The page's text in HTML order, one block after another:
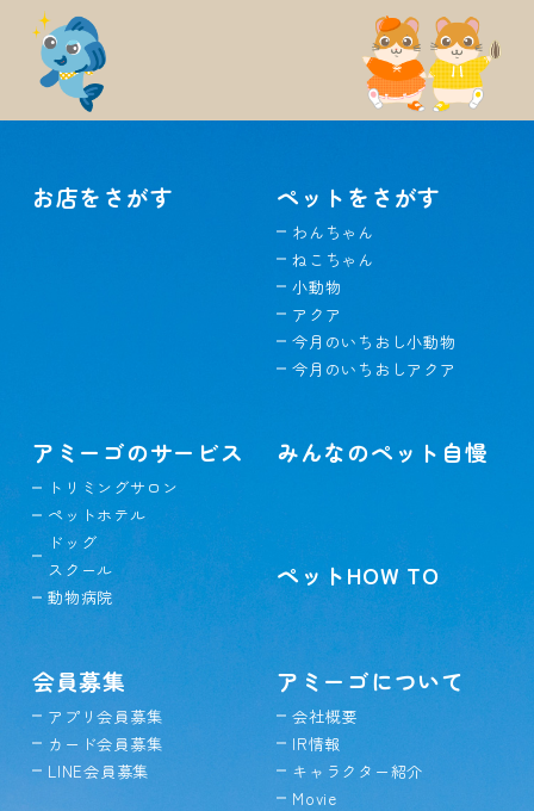
お店をさがす ペットをさがす
わんちゃん
ねこちゃん
小動物
アクア
今月のいちおし小動物
今月のいちおしアクア
アミーゴのサービス
トリミングサロン
ペットホテル
ドッグ
スクール
動物病院
みんなのペット自慢
ペットHOW TO
会員募集
アプリ会員募集
カード会員募集
LINE会員募集
アミーゴについて
会社概要
IR情報
キャラクター紹介
Movie